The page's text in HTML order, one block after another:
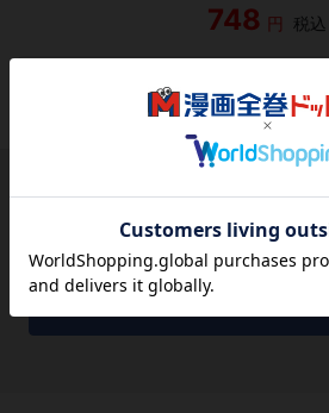
748 円 税込
シェアする